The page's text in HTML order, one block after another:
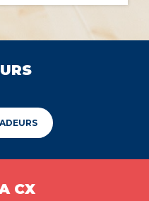
CX